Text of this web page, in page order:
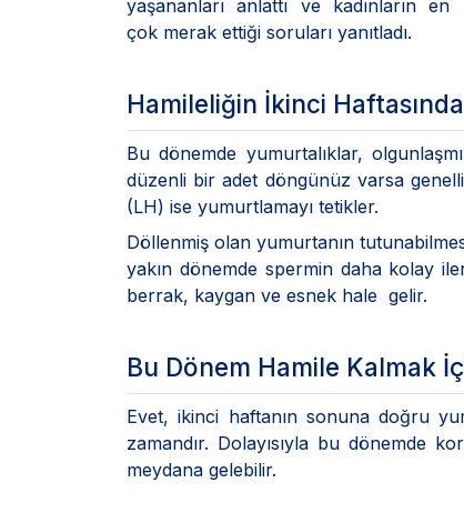
yaşananları anlattı ve kadınların en
çok merak ettiği soruları yanıtladı.
Hamileliğin İkinci
Bu dönemde yumurtalıklar,
düzenli bir adet döngünüz varsa
(LH) ise yumurtlamayı tetikler.
Döllenmiş olan yumurtanın
yakın dönemde spermin daha kolay
berrak, kaygan ve esnek hale gelir.
Bu Dönem Hamile Kalmak
Evet, ikinci haftanın sonuna doğru
zamandır. Dolayısıyla bu dönemde
meydana gelebilir.